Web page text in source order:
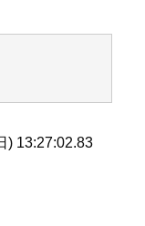
) 13:27:02.83